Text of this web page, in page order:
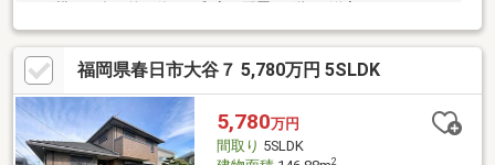
ング横には多目的に使える和室を配置。2階は3洋室＋ウォークイ
ンクローゼット付きで収納も充実しています。IHクッキングヒー
ターや浴室乾燥機など設備も充実。敷地約39坪、駐車場は並列2
台可能、前面道路約5.8mで車の出し入れもスムーズです。イオン
やミスターマックスなど商業施設が充実し、西鉄「春日原」駅徒
歩約14分、JRも利用可能。築浅ならではのきれいな室内と優れた
住環境が魅力の一邸です。
福岡県春日市大谷７ 5,780万円 5SLDK
5,780万円
間取り 5SLDK
2